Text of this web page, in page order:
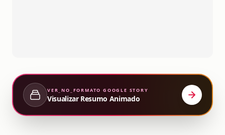
VER_NO_FORMATO GOOGLE STORY
Visualizar Resumo Animado